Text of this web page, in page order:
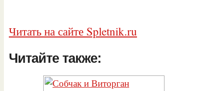
Читать на сайте Spletnik.ru
Читайте также: